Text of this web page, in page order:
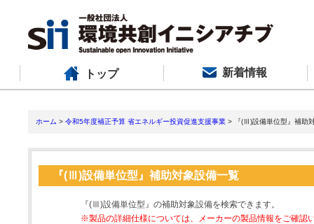
トップ 新着情報
ホーム > 令和5年度補正予算 省エネルギー投資促進支援事業 > 『(Ⅲ)設備単位型』補助
『(Ⅲ)設備単位型』補助対象設備一覧
『(Ⅲ)設備単位型』の補助対象設備を検索できます。
※製品の詳細仕様については、メーカーの製品情報をご確認